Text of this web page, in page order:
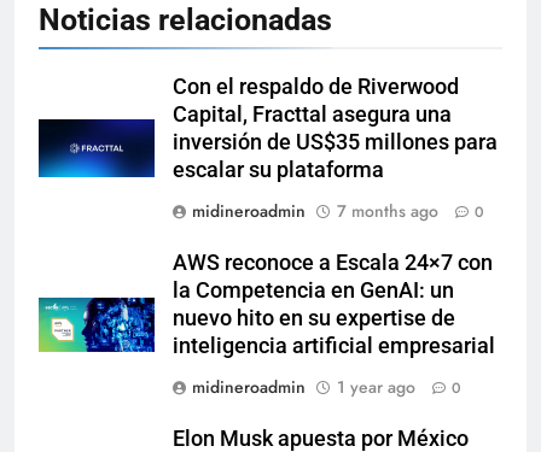
Noticias relacionadas
Con el respaldo de Riverwood
Capital, Fracttal asegura una
inversión de US$35 millones para
escalar su plataforma
midineroadmin
7 months ago 0
AWS reconoce a Escala 24×7 con
la Competencia en GenAI: un
nuevo hito en su expertise de
inteligencia artificial empresarial
midineroadmin
1 year ago 0
Elon Musk apuesta por México